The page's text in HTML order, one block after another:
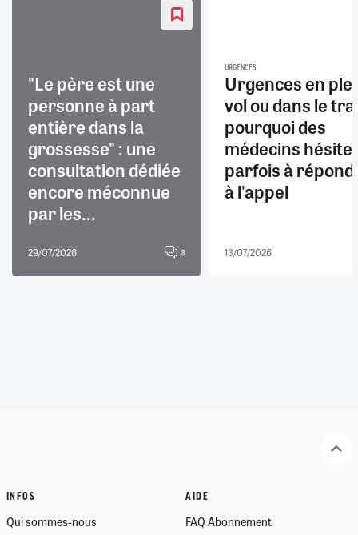
"Le père est une
personne à part
entière dans la
grossesse" : une
consultation dédiée
encore méconnue
par les...
29/07/2026 8
URGENCES
Urgences en
vol ou dans le
pourquoi des
médecins
parfois à
à l'appel
13/07/2026
INFOS
Qui sommes-nous
AIDE
FAQ Abonnement